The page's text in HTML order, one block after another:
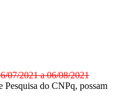
07/2021 a 06/08/2021
do CNPq, possam